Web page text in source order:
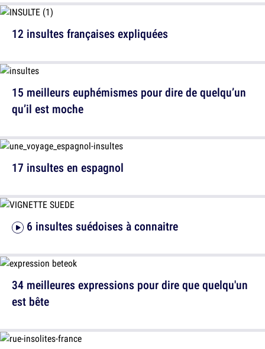
15 meilleurs euphémismes pour dire de quelqu’un
qu’il est moche
6 insultes suédoises à connaitre
12 insultes françaises expliquées
17 insultes en espagnol
34 meilleures expressions pour dire que quelqu'un
est bête